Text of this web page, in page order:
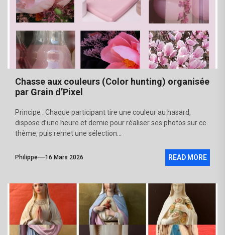
Chasse aux couleurs (Color hunting) organisée
par Grain d’Pixel
Principe : Chaque participant tire une couleur au hasard,
dispose d’une heure et demie pour réaliser ses photos sur ce
thème, puis remet une sélection...
Philippe 16 Mars 2026 READ MORE